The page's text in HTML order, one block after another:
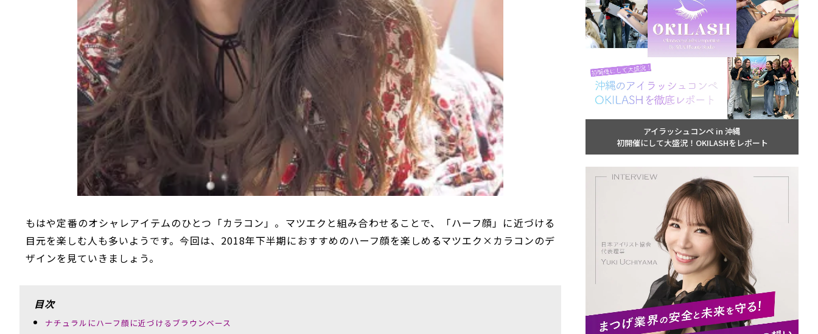
もはや定番のオシャレアイテムのひとつ「カラコン」。マツエクと組み合わせることで、「ハーフ顔」に近づける
目元を楽しむ人も多いようです。今回は、2018年下半期におすすめのハーフ顔を楽しめるマツエク×カラコンのデ
ザインを見ていきましょう。
目次
ナチュラルにハーフ顔に近づけるブラウンベース
アイラッシュコンペ in 沖縄
初開催にして大盛況！OKILASHをレポート